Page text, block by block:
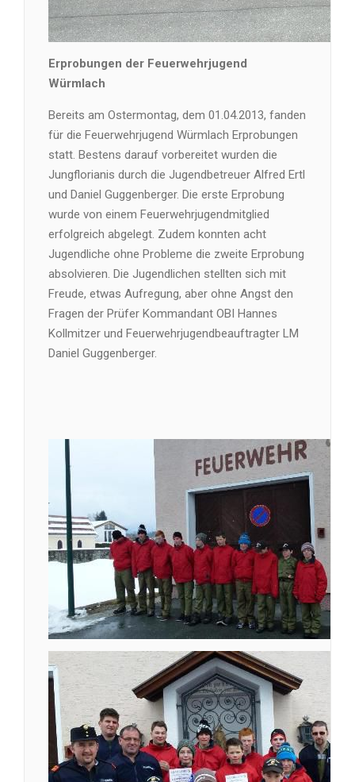
Erprobungen der Feuerwehrjugend
Würmlach
Bereits am Ostermontag, dem 01.04.2013, fanden
für die Feuerwehrjugend Würmlach Erprobungen
statt. Bestens darauf vorbereitet wurden die
Jungflorianis durch die Jugendbetreuer Alfred Ertl
und Daniel Guggenberger. Die erste Erprobung
wurde von einem Feuerwehrjugendmitglied
erfolgreich abgelegt. Zudem konnten acht
Jugendliche ohne Probleme die zweite Erprobung
absolvieren. Die Jugendlichen stellten sich mit
Freude, etwas Aufregung, aber ohne Angst den
Fragen der Prüfer Kommandant OBI Hannes
Kollmitzer und Feuerwehrjugendbeauftragter LM
Daniel Guggenberger.